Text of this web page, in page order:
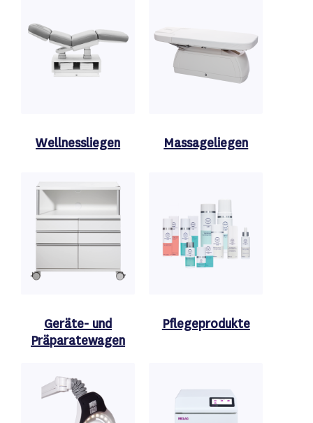
Wellnessliegen Massageliegen
Geräte- und
Präparatewagen
Pflegeprodukte